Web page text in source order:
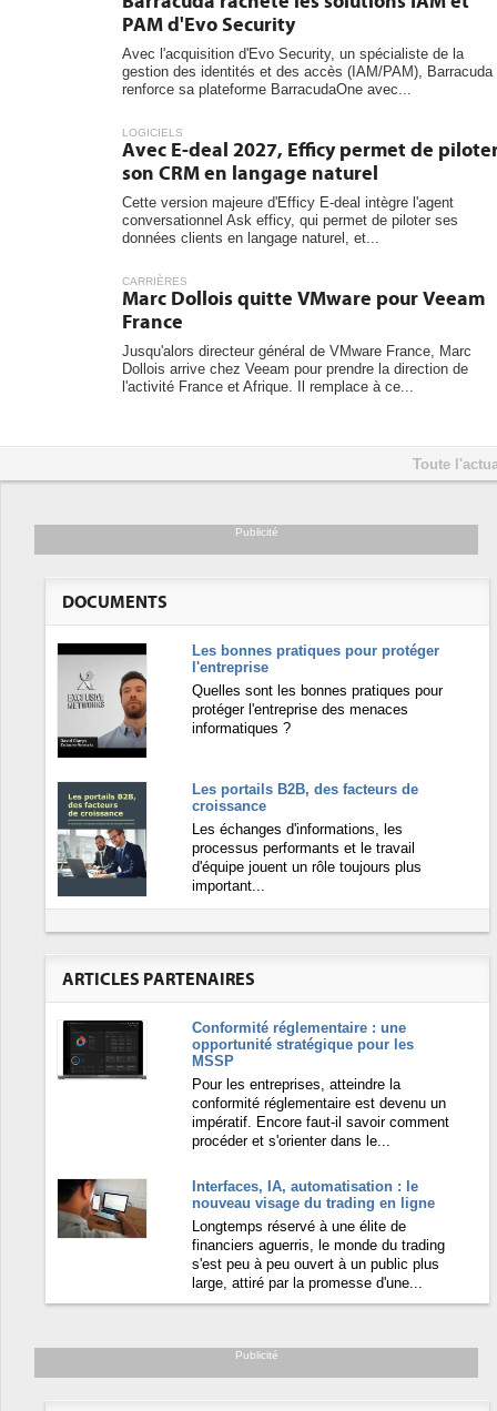
PAM d'Evo Security
Avec l'acquisition d'Evo Security, un spécialiste de la
gestion des identités et des accès (IAM/PAM), Barracuda
renforce sa plateforme BarracudaOne avec...
LOGICIELS
Avec E-deal 2027, Efficy permet de
son CRM en langage naturel
Cette version majeure d'Efficy E-deal intègre l'agent
conversationnel Ask efficy, qui permet de piloter ses
données clients en langage naturel, et...
CARRIÈRES
Marc Dollois quitte VMware pour Veeam
France
Jusqu'alors directeur général de VMware France, Marc
Dollois arrive chez Veeam pour prendre la direction de
l'activité France et Afrique. Il remplace à ce...
Toute
Publicité
DOCUMENTS
Les bonnes pratiques pour protéger
l'entreprise
Quelles sont les bonnes pratiques pour
protéger l'entreprise des menaces
informatiques ?
Les portails B2B, des facteurs de
croissance
Les échanges d'informations, les
processus performants et le travail
d'équipe jouent un rôle toujours plus
important...
ARTICLES PARTENAIRES
Conformité réglementaire : une
opportunité stratégique pour les
MSSP
Pour les entreprises, atteindre la
conformité réglementaire est devenu un
impératif. Encore faut-il savoir comment
procéder et s'orienter dans le...
Interfaces, IA, automatisation : le
nouveau visage du trading en ligne
Longtemps réservé à une élite de
financiers aguerris, le monde du trading
s'est peu à peu ouvert à un public plus
large, attiré par la promesse d'une...
Publicité